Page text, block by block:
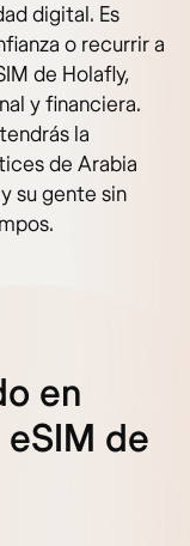
digital. Es
o recurrir a
de Holafly,
y financiera.
la
de Arabia
su gente sin
en
de